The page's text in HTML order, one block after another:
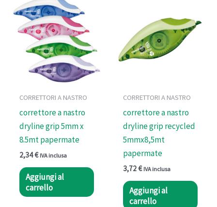
CORRETTORI A NASTRO
correttore a nastro
dryline grip 5mm x
8.5mt papermate
2,34€ IVA inclusa
Aggiungi al
carrello
CORRETTORI A NASTRO
correttore a nastro
dryline grip recycled
5mmx8,5mt
papermate
3,72€ IVA inclusa
Aggiungi al
carrello